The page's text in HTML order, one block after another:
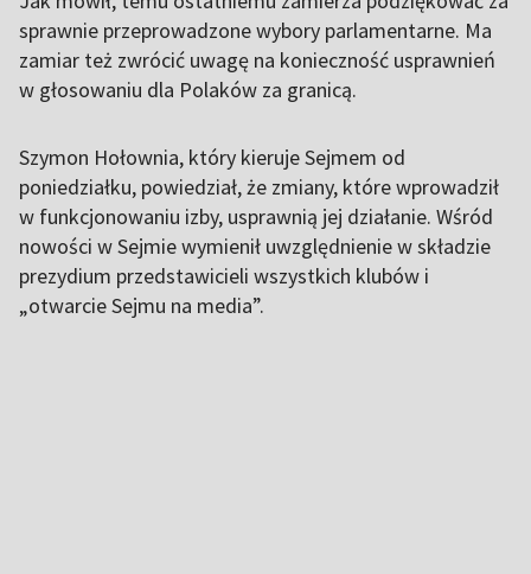
sprawnie przeprowadzone wybory parlamentarne. Ma
zamiar też zwrócić uwagę na konieczność usprawnień
w głosowaniu dla Polaków za granicą.
Szymon Hołownia, który kieruje Sejmem od
poniedziałku, powiedział, że zmiany, które wprowadził
w funkcjonowaniu izby, usprawnią jej działanie. Wśród
nowości w Sejmie wymienił uwzględnienie w składzie
prezydium przedstawicieli wszystkich klubów i
„otwarcie Sejmu na media”.